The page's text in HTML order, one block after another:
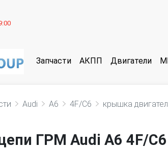
Запчасти АКПП Двигатели
Audi A6 4F/C6
крышка
ГРМ Audi A6 4F/